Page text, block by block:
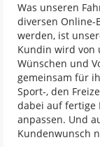
Was unseren
diversen Online-
werden, ist
Kundin wird von
Wünschen und
gemeinsam für
Sport-, den
dabei auf fertige
anpassen. Und
Kundenwunsch